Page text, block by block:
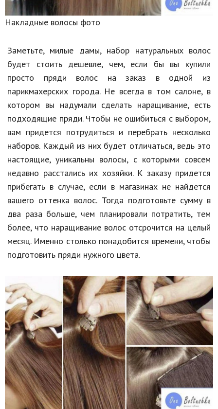
Накладные волосы фото
Заметьте, милые дамы, набор натуральных волос
будет стоить дешевле, чем, если бы вы купили
просто пряди волос на заказ в одной из
парикмахерских города. Не всегда в том салоне, в
котором вы надумали сделать наращивание, есть
подходящие пряди. Чтобы не ошибиться с выбором,
вам придется потрудиться и перебрать несколько
наборов. Каждый из них будет отличаться, ведь это
настоящие, уникальны волосы, с которыми совсем
недавно расстались их хозяйки. К заказу придется
прибегать в случае, если в магазинах не найдется
вашего оттенка волос. Тогда подготовьте сумму в
два раза больше, чем планировали потратить, тем
более, что наращивание волос отсрочится на целый
месяц. Именно столько понадобится времени, чтобы
подготовить пряди нужного цвета.